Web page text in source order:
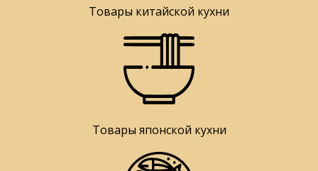
Товары китайской кухни
Товары японской кухни